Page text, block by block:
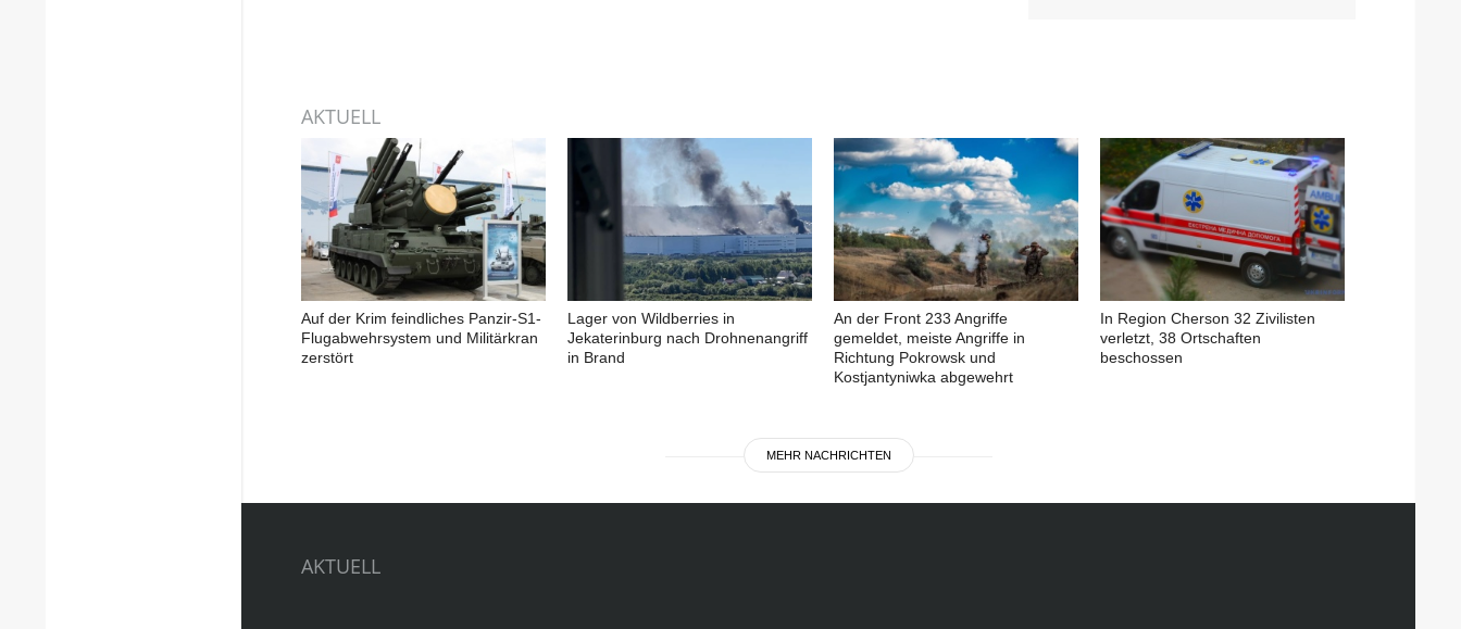
AKTUELL
Auf der Krim feindliches Panzir-S1-
Flugabwehrsystem und Militärkran
zerstört
Lager von Wildberries in
Jekaterinburg nach Drohnenangriff
in Brand
An der Front 233 Angriffe
gemeldet, meiste Angriffe in
Richtung Pokrowsk und
Kostjantyniwka abgewehrt
In Region Cherson 32 Zivilisten
verletzt, 38 Ortschaften
beschossen
MEHR NACHRICHTEN
AKTUELL